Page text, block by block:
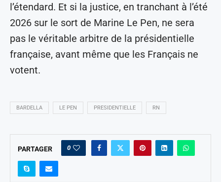
l’étendard. Et si la justice, en tranchant à l’été
2026 sur le sort de Marine Le Pen, ne sera
pas le véritable arbitre de la présidentielle
française, avant même que les Français ne
votent.
BARDELLA LE PEN PRESIDENTIELLE RN
PARTAGER 0